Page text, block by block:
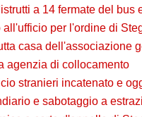
a 14 fermate del bus
all'ufficio per l'ordine di
casa dell'associazione
agenzia di collocamento
stranieri incatenato e
e sabotaggio a